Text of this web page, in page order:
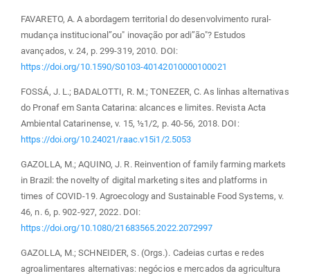
FAVARETO, A. A abordagem territorial do desenvolvimento rural-
mudança institucional”ou" inovação por adi”ão"? Estudos
avançados, v. 24, p. 299-319, 2010. DOI:
https://doi.org/10.1590/S0103-40142010000100021
FOSSÁ, J. L.; BADALOTTI, R. M.; TONEZER, C. As linhas alternativas
do Pronaf em Santa Catarina: alcances e limites. Revista Acta
Ambiental Catarinense, v. 15, ½1/2, p. 40-56, 2018. DOI:
https://doi.org/10.24021/raac.v15i1/2.5053
GAZOLLA, M.; AQUINO, J. R. Reinvention of family farming markets
in Brazil: the novelty of digital marketing sites and platforms in
times of COVID-19. Agroecology and Sustainable Food Systems, v.
46, n. 6, p. 902-927, 2022. DOI:
https://doi.org/10.1080/21683565.2022.2072997
GAZOLLA, M.; SCHNEIDER, S. (Orgs.). Cadeias curtas e redes
agroalimentares alternativas: negócios e mercados da agricultura